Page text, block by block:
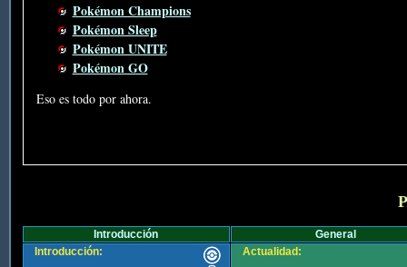
Pokémon Champions
Pokémon Sleep
Pokémon UNITE
Pokémon GO
Eso es todo por ahora.
Introducción
General
Introducción:
Actualidad: